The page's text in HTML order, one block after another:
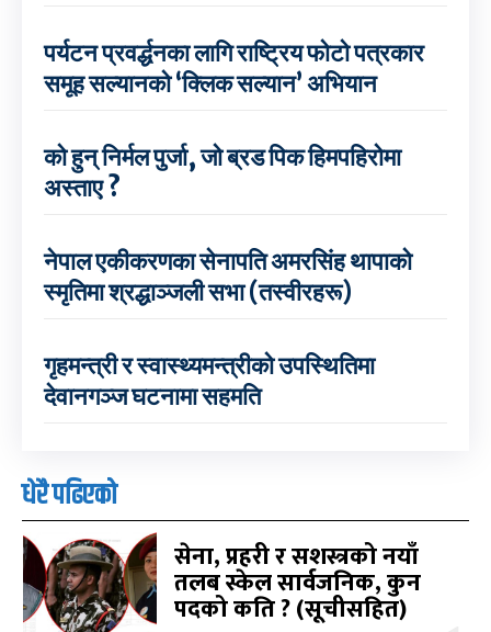
पर्यटन प्रवर्द्धनका लागि राष्ट्रिय फोटो पत्रकार
समूह सल्यानको ‘क्लिक सल्यान’ अभियान
को हुन् निर्मल पुर्जा, जो ब्रड पिक हिमपहिरोमा
अस्ताए ?
नेपाल एकीकरणका सेनापति अमरसिंह थापाको
स्मृतिमा श्रद्धाञ्जली सभा (तस्वीरहरू)
गृहमन्त्री र स्वास्थ्यमन्त्रीको उपस्थितिमा
देवानगञ्ज घटनामा सहमति
धेरै पढिएको
सेना, प्रहरी र सशस्त्रको नयाँ
तलब स्केल सार्वजनिक, कुन
पदको कति ? (सूचीसहित)